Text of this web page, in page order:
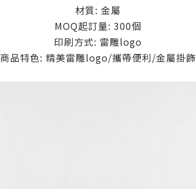
材質: 金屬
MOQ起訂量: 300個
印刷方式: 雷雕logo
商品特色: 精美雷雕logo/攜帶便利/金屬掛飾